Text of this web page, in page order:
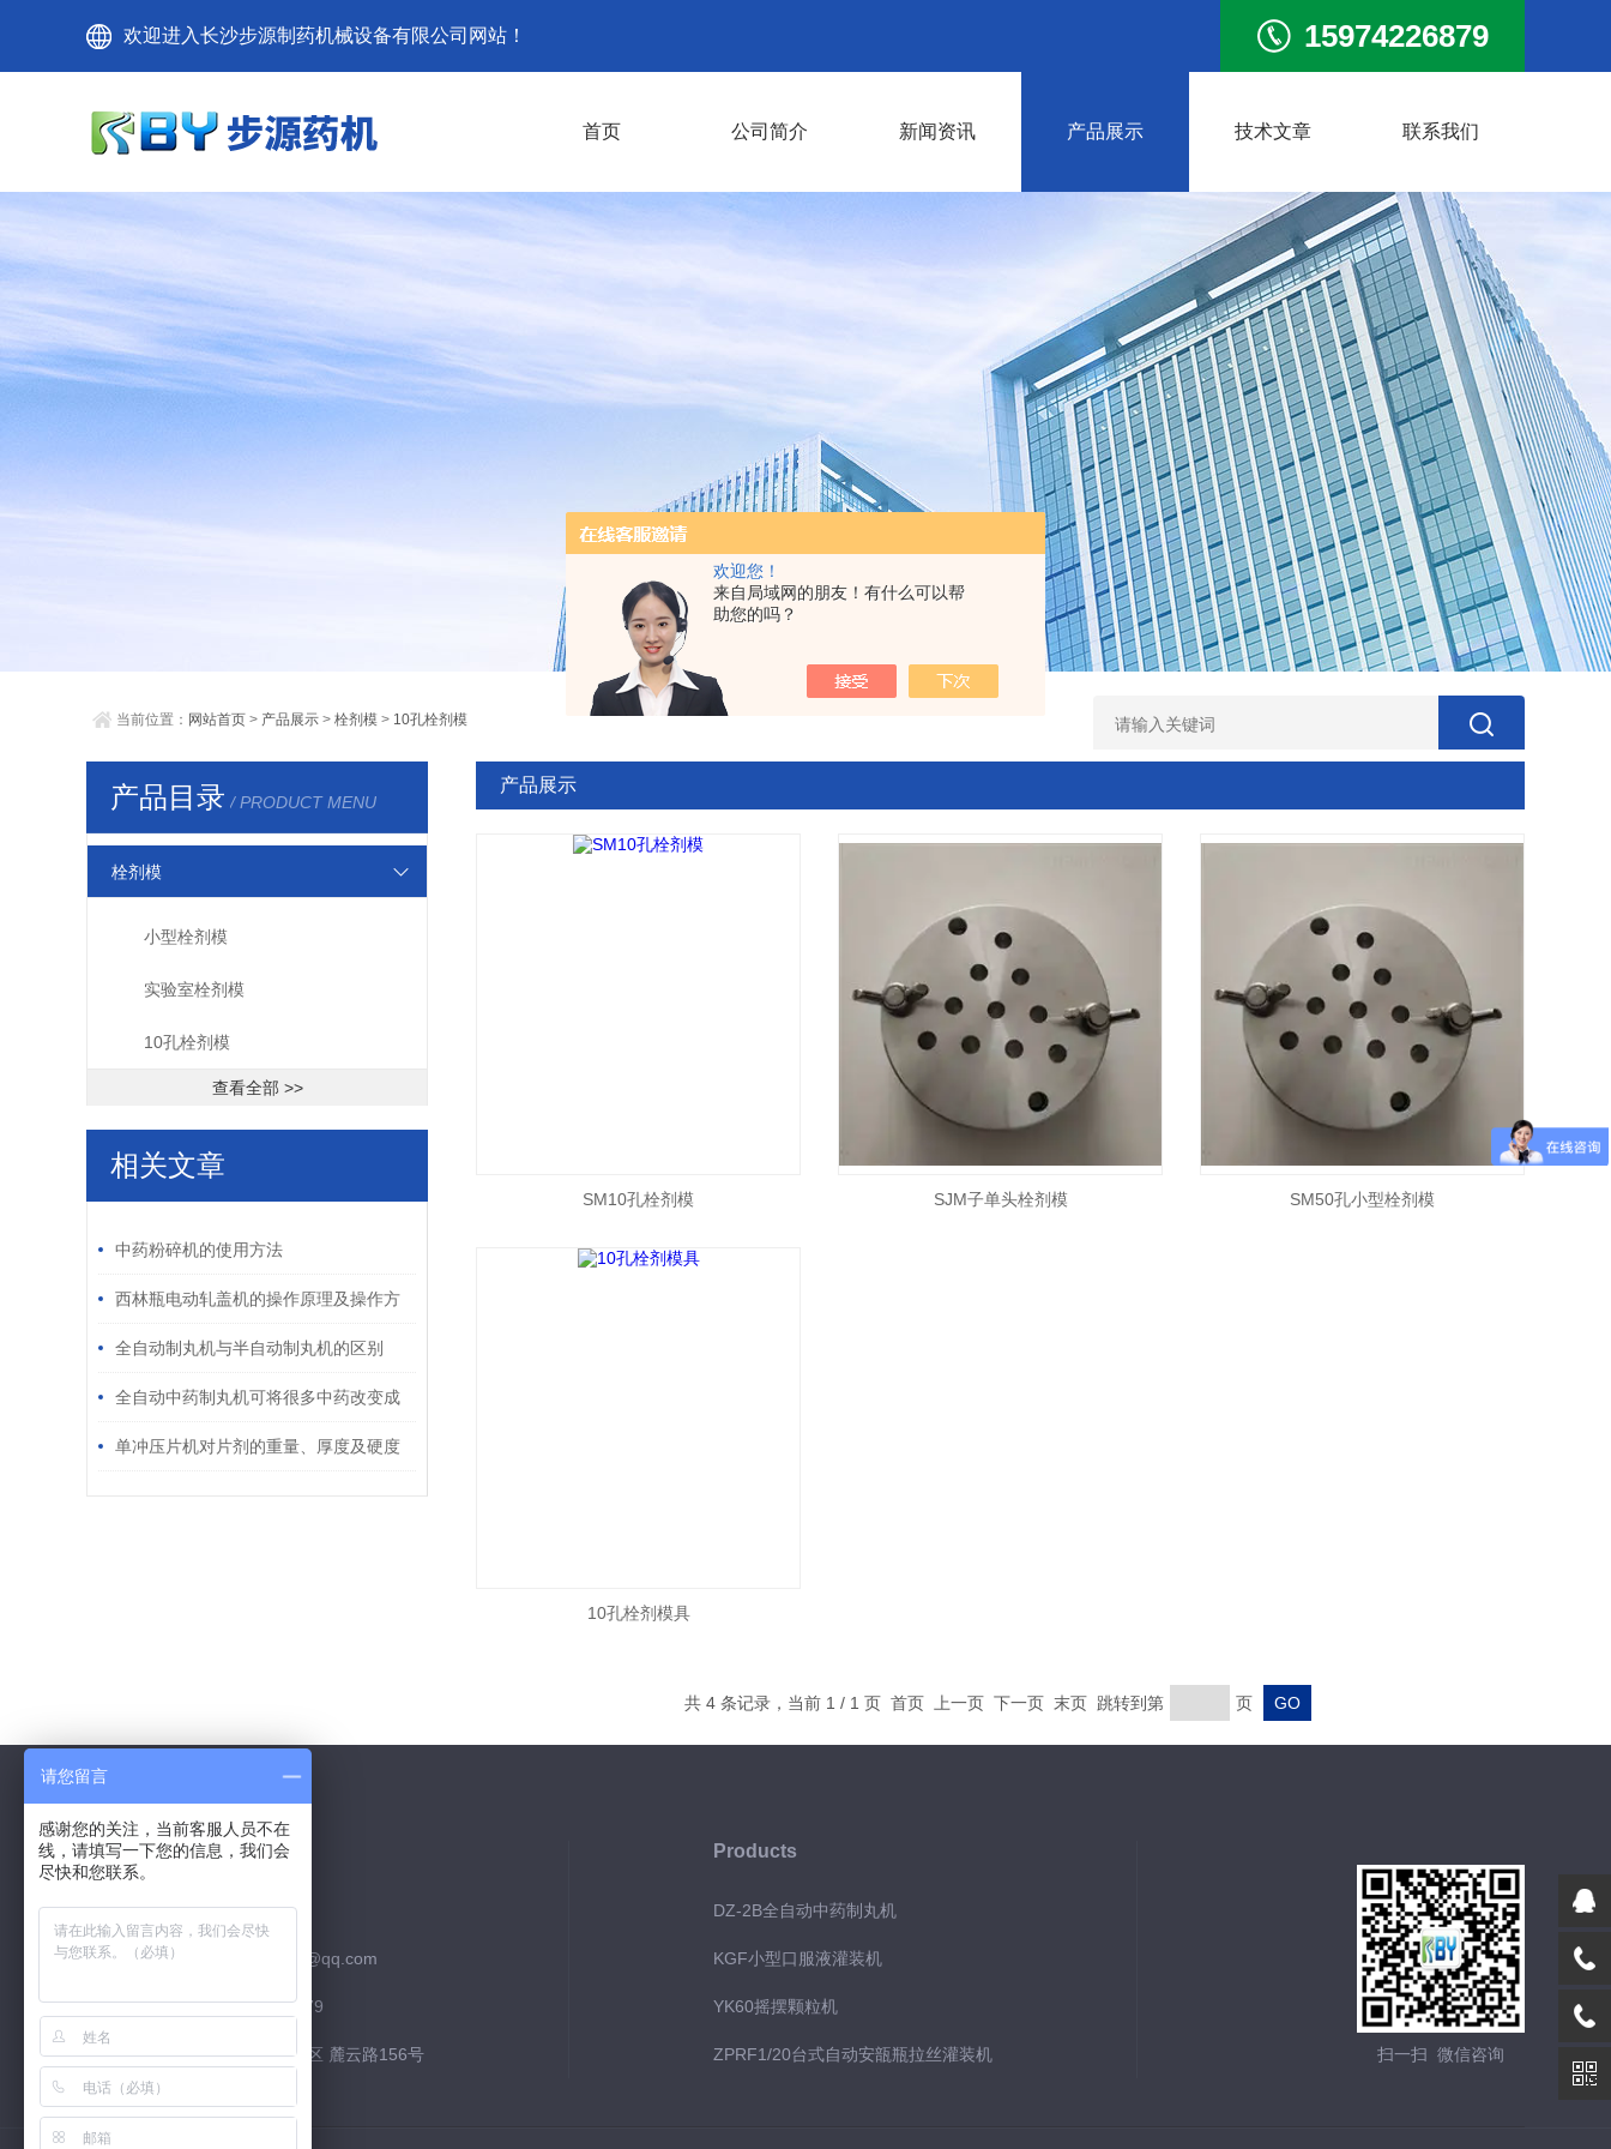
欢迎您！
来自局域网的朋友！有什么可以帮
助您的吗？
欢迎进入长沙步源制药机械设备有限公司网站！ 15974226879
首页 公司简介 新闻资讯 产品展示 技术文章 联系我们
当前位置： 网站首页 > 产品展示 > 栓剂模 > 10孔栓剂模
产品目录 / PRODUCT MENU
栓剂模
小型栓剂模
实验室栓剂模
10孔栓剂模
查看全部 >>
相关文章
中药粉碎机的使用方法
西林瓶电动轧盖机的操作原理及操作方
法 全自动制丸机与半自动制丸机的区别
全自动中药制丸机可将很多中药改变成
为方便人们服用的方式
单冲压片机对片剂的重量、厚度及硬度
产品展示
SM10孔栓剂模 SJM子单头栓剂模 SM50孔小型栓剂模
10孔栓剂模具
共 4 条记录，当前 1 / 1 页 首页 上一页 下一页 末页 跳转到第 页
Contact Us
联系QQ：526252952
联系邮箱：526252952@qq.com
联系电话：15974226879
联系地址：长沙市 高新区 麓云路156号
Products
DZ-2B全自动中药制丸机
KGF小型口服液灌装机
YK60摇摆颗粒机
ZPRF1/20台式自动安瓿瓶拉丝灌装机 扫一扫 微信咨询
请您留言
感谢您的关注，当前客服人员不在
线，请填写一下您的信息，我们会
尽快和您联系。